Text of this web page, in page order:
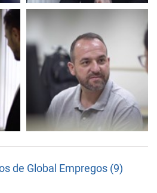
de Global Empregos (9)